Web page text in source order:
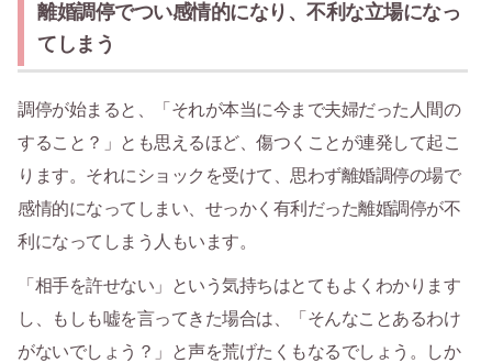
離婚調停でつい感情的になり、不利な立場になっ
てしまう
調停が始まると、「それが本当に今まで夫婦だった人間の
すること？」とも思えるほど、傷つくことが連発して起こ
ります。それにショックを受けて、思わず離婚調停の場で
感情的になってしまい、せっかく有利だった離婚調停が不
利になってしまう人もいます。
「相手を許せない」という気持ちはとてもよくわかります
し、もしも嘘を言ってきた場合は、「そんなことあるわけ
がないでしょう？」と声を荒げたくもなるでしょう。しか